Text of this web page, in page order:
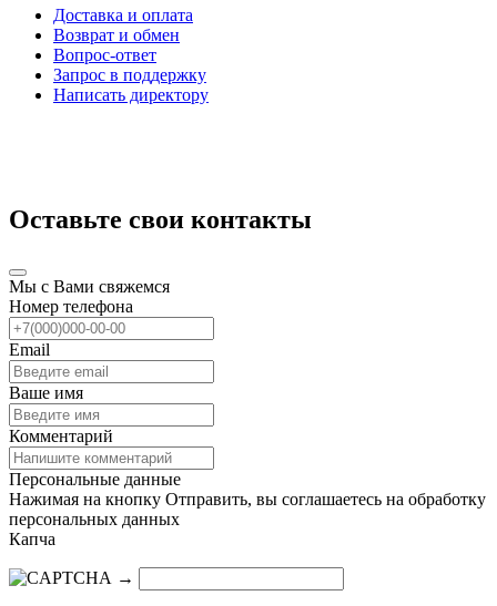
Доставка и оплата
Возврат и обмен
Вопрос-ответ
Запрос в поддержку
Написать директору
Оставьте свои контакты
Мы с Вами свяжемся
Номер телефона
Email
Ваше имя
Комментарий
Персональные данные
Нажимая на кнопку Отправить, вы соглашаетесь на обработку
персональных данных
Капча
→